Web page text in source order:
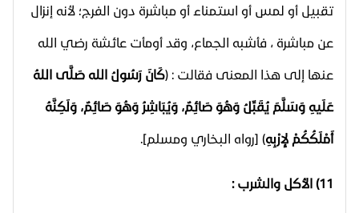
تقبيل أو لمس أو استمناء أو مباشرة دون الفرج؛ لأنه إنزال
عن مباشرة ، فأشبه الجماع، وقد أومأت عائشة رضي الله
عنها إلى هذا المعنى فقالت : (كَانَ رَسُولُ الله صَلَّى اللهُ
عَلَيهِ وَسَلَّمَ يُقَبِّلُ وَهُوَ صَائِمٌ، وَيُبَاشِرُ وَهُوَ صَائِمٌ، وَلَكِنَّهُ
أَمْلَكُكُمْ لإِرْبِهِ) [رواه البخاري ومسلم].
11) الأكل والشرب :